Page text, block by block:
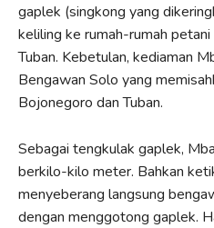
gaplek (singkong yang
keliling ke rumah-rumah
Tuban. Kebetulan, kediaman
Bengawan Solo yang
Bojonegoro dan Tuban.
Sebagai tengkulak gaplek,
berkilo-kilo meter. Bahkan
menyeberang langsung
dengan menggotong gaplek.